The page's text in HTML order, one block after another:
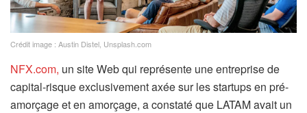
Crédit image : Austin Distel, Unsplash.com
NFX.com, un site Web qui représente une entreprise de
capital-risque exclusivement axée sur les startups en pré-
amorçage et en amorçage, a constaté que LATAM avait un